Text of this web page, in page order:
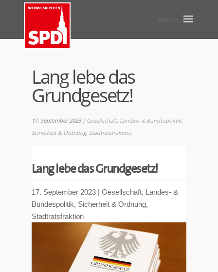
Lang lebe das
Grundgesetz!
17. September 2023| Gesellschaft, Landes- & Bundespolitik,
Sicherheit & Ordnung, Stadtratsfraktion
Lang lebe das Grundgesetz!
17. September 2023| Gesellschaft, Landes- &
Bundespolitik, Sicherheit & Ordnung,
Stadtratsfraktion